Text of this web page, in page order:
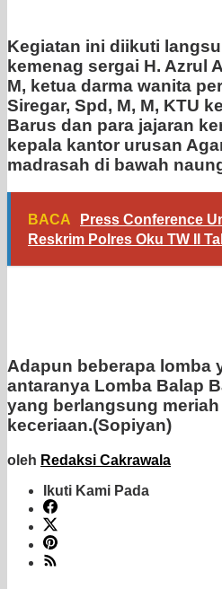
Kegiatan ini diikuti
kemenag sergai H. Azrul
M, ketua darma wanita
Siregar, Spd, M, M, KTU
Barus dan para jajaran
kepala kantor urusan
madrasah di bawah
BACA
Press Conference
Reskrim Polres Oku TW II
Adapun beberapa lomba
antaranya Lomba Balap
yang berlangsung
keceriaan.(Sopiyan)
oleh Redaksi Cakrawala
Ikuti Kami Pada